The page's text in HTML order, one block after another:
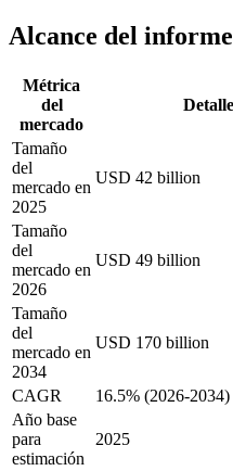
Alcance del informe
Métrica
del
mercado
Tamaño
del
mercado en
2025
USD 42 billion
Tamaño
del
mercado en
2026
USD 49 billion
Tamaño
del
mercado en
2034
USD 170 billion
CAGR
16.5% (2026-2034)
Año base
para
estimación
2025